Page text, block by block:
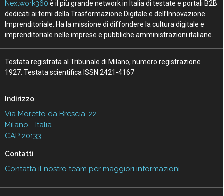
Nextwork360 è il più grande network in Italia di testate e portali B2B
dedicati ai temi della Trasformazione Digitale e dell’Innovazione
Imprenditoriale. Ha la missione di diffondere la cultura digitale e
imprenditoriale nelle imprese e pubbliche amministrazioni italiane.
Testata registrata al Tribunale di Milano, numero registrazione
1927. Testata scientifica ISSN 2421-4167
Indirizzo
Via Moretto da Brescia, 22
Milano - Italia
CAP 20133
Contatti
Contatta il nostro team per maggiori informazioni